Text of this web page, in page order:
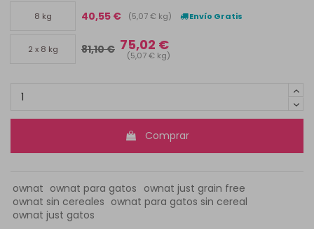
8 kg 40,55 € (5,07 € kg) Envío Gratis
2 x 8 kg 81,10 € 75,02 €
(5,07 € kg)
Comprar
ownat ownat para gatos ownat just grain free
ownat sin cereales ownat para gatos sin cereal
ownat just gatos